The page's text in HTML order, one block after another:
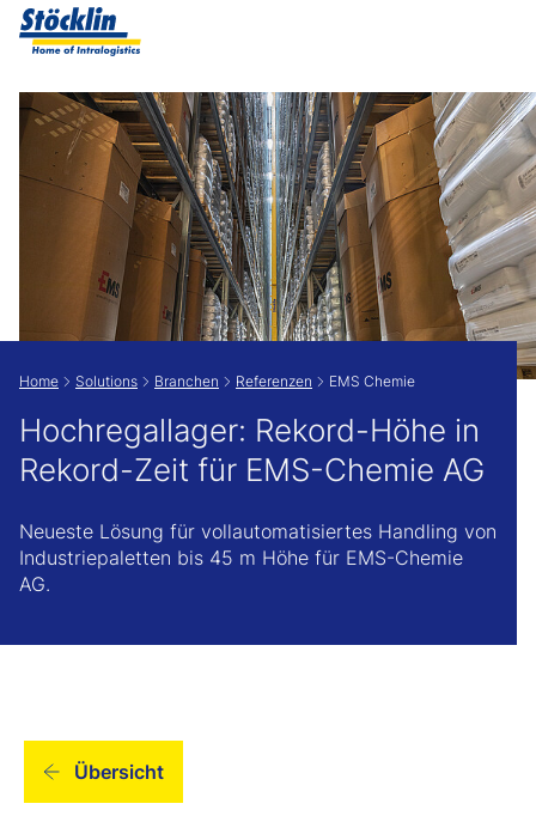
Zeige besser passende Version dieser Seite
Diese Meldung nicht mehr anzeigen
Home Solutions Branchen Referenzen EMS Chemie
Hochregallager: Rekord-Höhe in
Rekord-Zeit für EMS-Chemie AG
Neueste Lösung für vollautomatisiertes Handling von
Industriepaletten bis 45 m Höhe für EMS-Chemie
AG.
Übersicht